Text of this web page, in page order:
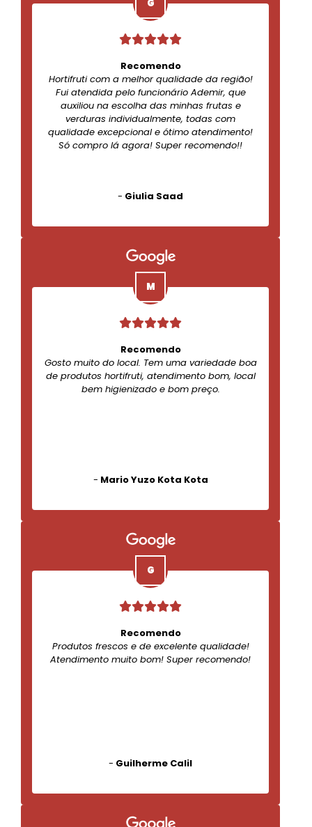
Recomendo
Hortifruti com a melhor qualidade da região!
Fui atendida pelo funcionário Ademir, que
auxiliou na escolha das minhas frutas e
verduras individualmente, todas com
qualidade excepcional e ótimo atendimento!
Só compro lá agora! Super recomendo!!
- Giulia Saad
Recomendo
Gosto muito do local. Tem uma variedade boa
de produtos hortifruti, atendimento bom, local
bem higienizado e bom preço.
- Mario Yuzo Kota Kota
Recomendo
Produtos frescos e de excelente qualidade!
Atendimento muito bom! Super recomendo!
- Guilherme Calil